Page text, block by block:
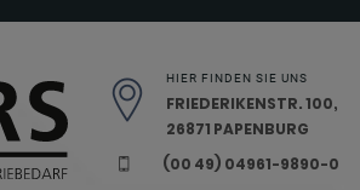
HIER FINDEN SIE UNS
FRIEDERIKENSTR. 100,
26871 PAPENBURG
(00 49) 04961-9890-0